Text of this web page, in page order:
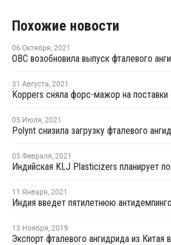
Похожие новости
06 Октября, 2021
OBC возобновила выпуск фталевого
31 Августа, 2021
05 Июля, 2021
05 Февраля, 2021
11 Января, 2021
13 Ноября, 2019